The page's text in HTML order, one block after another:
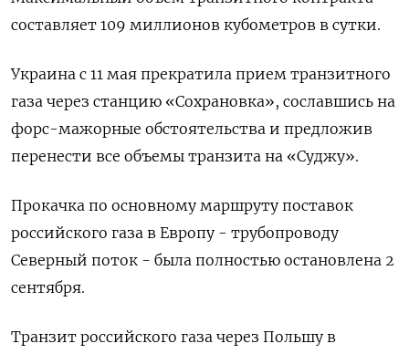
составляет 109 миллионов кубометров в сутки.
Украина с 11 мая прекратила прием транзитного
газа через станцию «Сохрановка», сославшись на
форс-мажорные обстоятельства и предложив
перенести все объемы транзита на «Суджу».
Прокачка по основному маршруту поставок
российского газа в Европу - трубопроводу
Северный поток - была полностью остановлена 2
сентября.
Транзит российского газа через Польшу в